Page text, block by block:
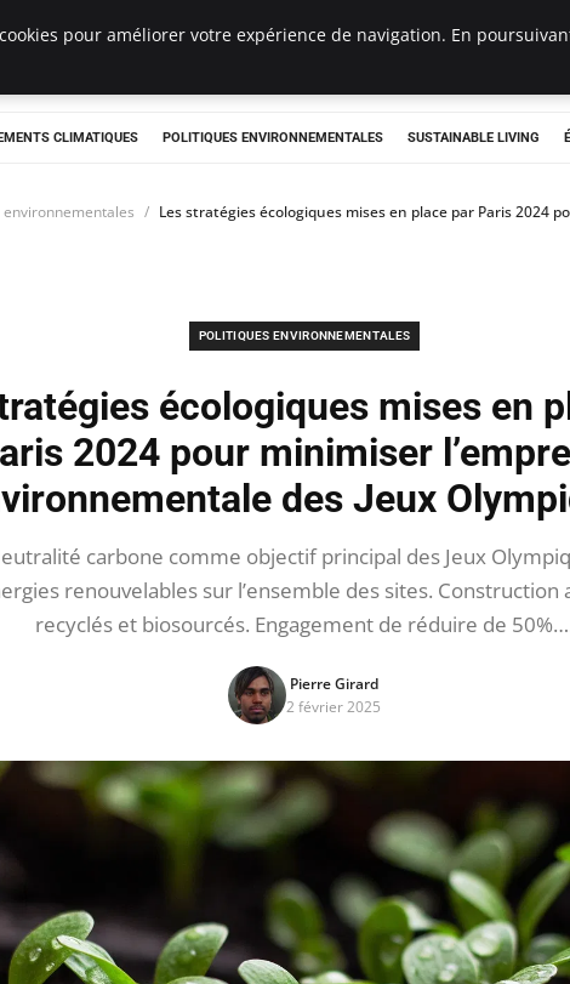
CLIMATIQUES POLITIQUES ENVIRONNEMENTALES SUSTAINABLE LIVING
environnementales Les stratégies écologiques mises en place par Paris 2024
POLITIQUES ENVIRONNEMENTALES
écologiques mises en
2024 pour minimiser
des Jeux
carbone comme objectif principal des Jeux
renouvelables sur l’ensemble des sites. Construction
recyclés et biosourcés. Engagement de réduire de
Pierre Girard
2 février 2025
pour améliorer votre expérience de navigation. En